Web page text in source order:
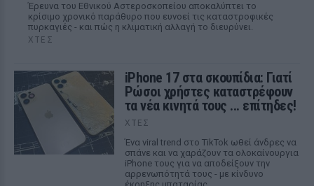
Έρευνα του Εθνικού Αστεροσκοπείου αποκαλύπτει το
κρίσιμο χρονικό παράθυρο που ευνοεί τις καταστροφικές
πυρκαγιές - και πώς η κλιματική αλλαγή το διευρύνει.
ΧΤΕΣ
iPhone 17 στα σκουπίδια: Γιατί
Ρώσοι χρήστες καταστρέφουν
τα νέα κινητά τους ... επίτηδες!
ΧΤΕΣ
Ένα viral trend στο TikTok ωθεί άνδρες να
σπάνε και να χαράζουν τα ολοκαίνουργια
iPhone τους για να αποδείξουν την
αρρενωπότητά τους - με κίνδυνο